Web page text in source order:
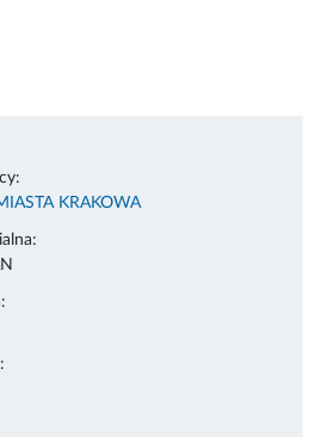
KRAKOWA